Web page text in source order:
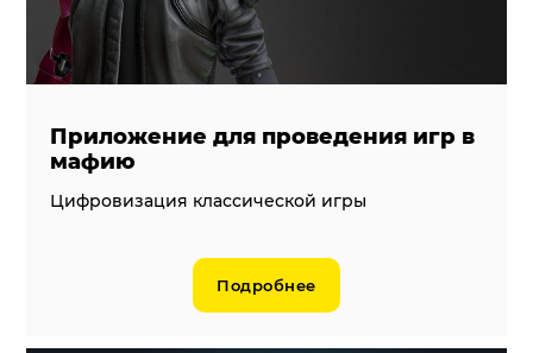
Приложение для проведения игр в
мафию
Цифровизация классической игры
Подробнее